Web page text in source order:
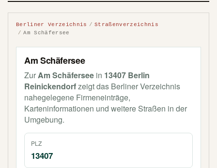
Berliner Verzeichnis
Straßenverzeichnis
Am Schäfersee
Am Schäfersee
ZurAm Schäfersee in 13407 Berlin
Reinickendorfzeigt das Berliner Verzeichnis
nahegelegene Firmeneinträge,
Karteninformationen und weitere Straßen in der
Umgebung.
PLZ
13407